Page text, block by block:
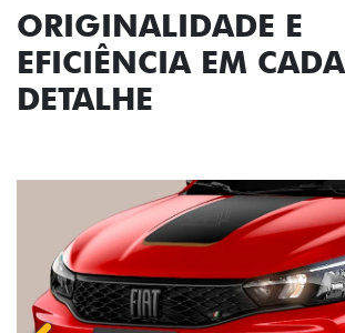
ORIGINALIDADE E
EFICIÊNCIA EM CADA
DETALHE